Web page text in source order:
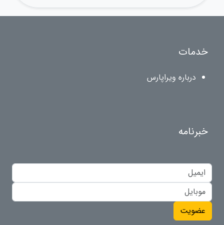
خدمات
درباره ویراپارس
خبرنامه
عضویت